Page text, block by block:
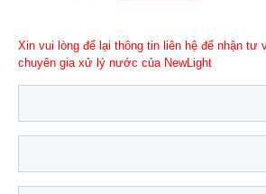
Xin vui lòng để lại thông tin liên hệ để nhận tư
chuyên gia xử lý nước của NewLight